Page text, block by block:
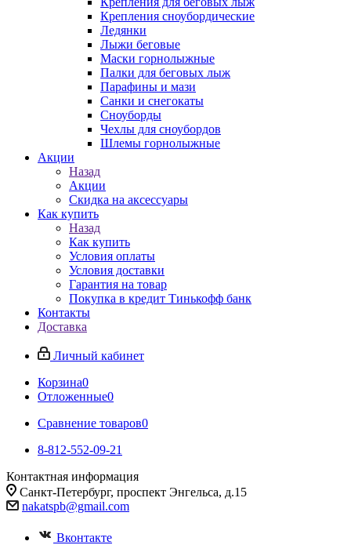
Крепления сноубордические
Ледянки
Лыжи беговые
Маски горнолыжные
Палки для беговых лыж
Парафины и мази
Санки и снегокаты
Сноуборды
Чехлы для сноубордов
Шлемы горнолыжные
Акции
Назад
Акции
Скидка на аксессуары
Как купить
Назад
Как купить
Условия оплаты
Условия доставки
Гарантия на товар
Покупка в кредит Тинькофф банк
Контакты
Доставка
Личный кабинет
Корзина0
Отложенные0
Сравнение товаров0
8-812-552-09-21
Контактная информация
Санкт-Петербург, проспект Энгельса, д.15
nakatspb@gmail.com
Вконтакте